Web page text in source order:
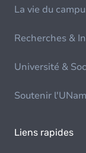
La vie du
Recherches &
Université &
Soutenir
Liens rapides